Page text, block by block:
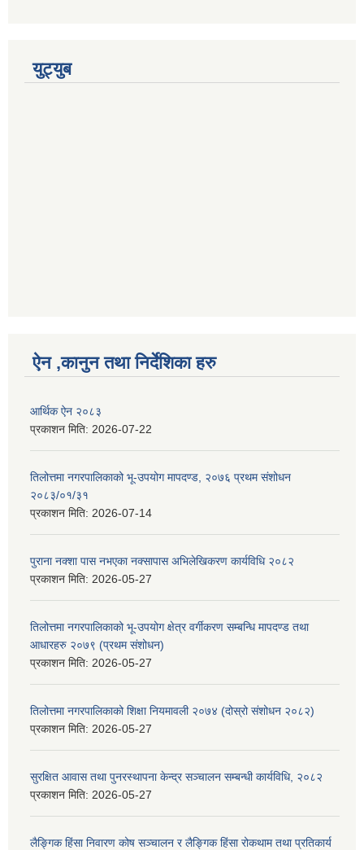
युट्युब
ऐन ,कानुन तथा निर्देशिका हरु
आर्थिक ऐन २०८३
प्रकाशन मिति: 2026-07-22
तिलोत्तमा नगरपालिकाको भू-उपयोग मापदण्ड, २०७६ प्रथम संशोधन
२०८३/०१/३१
प्रकाशन मिति: 2026-07-14
पुराना नक्शा पास नभएका नक्सापास अभिलेखिकरण कार्यविधि २०८२
प्रकाशन मिति: 2026-05-27
तिलोत्तमा नगरपालिकाको भू-उपयोग क्षेत्र वर्गीकरण सम्बन्धि मापदण्ड तथा
आधारहरु २०७९ (प्रथम संशोधन)
प्रकाशन मिति: 2026-05-27
तिलोत्तमा नगरपालिकाको शिक्षा नियमावली २०७४ (दोस्रो संशोधन २०८२)
प्रकाशन मिति: 2026-05-27
सुरक्षित आवास तथा पुनरस्थापना केन्द्र सञ्चालन सम्बन्धी कार्यविधि, २०८२
प्रकाशन मिति: 2026-05-27
लैङ्गिक हिंसा निवारण कोष सञ्चालन र लैङ्गिक हिंसा रोकथाम तथा प्रतिकार्य